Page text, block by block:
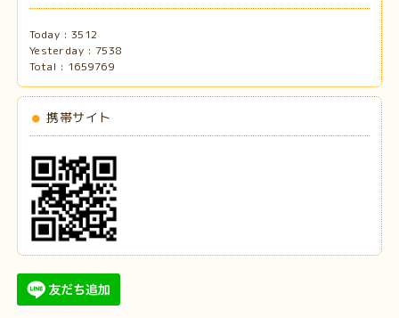
Today : 3512
Yesterday : 7538
Total : 1659769
携帯サイト